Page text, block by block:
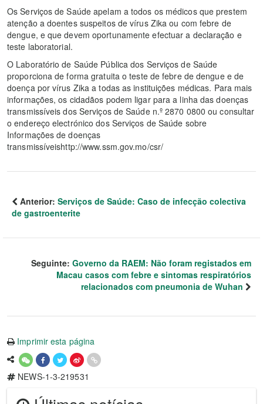
Os Serviços de Saúde apelam a todos os médicos que prestem
atenção a doentes suspeitos de vírus Zika ou com febre de
dengue, e que devem oportunamente efectuar a declaração e
teste laboratorial.
O Laboratório de Saúde Pública dos Serviços de Saúde
proporciona de forma gratuita o teste de febre de dengue e de
doença por vírus Zika a todas as instituições médicas. Para mais
informações, os cidadãos podem ligar para a linha das doenças
transmissíveis dos Serviços de Saúde n.º 2870 0800 ou consultar
o endereço electrónico dos Serviços de Saúde sobre
Informações de doenças
transmissíveishttp://www.ssm.gov.mo/csr/
Anterior: Serviços de Saúde: Caso de infecção colectiva
de gastroenterite
Seguinte: Governo da RAEM: Não foram registados em
Macau casos com febre e sintomas respiratórios
relacionados com pneumonia de Wuhan
Imprimir esta página
NEWS-1-3-219531